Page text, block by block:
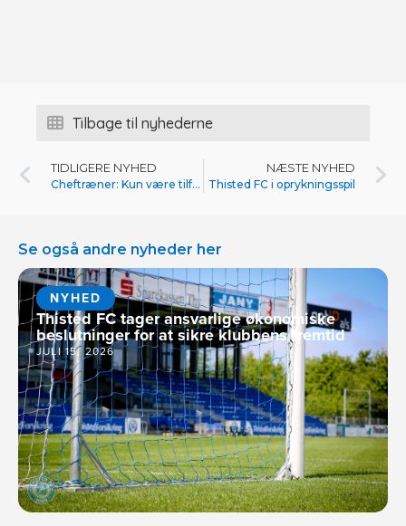
Tilbage til nyhederne
TIDLIGERE NYHED
Cheftræner: Kun være tilfreds med
NÆSTE NYHED
Thisted FC i oprykningsspil
Se også andre nyheder her
NYHED
Thisted FC tager ansvarlige økonomiske
beslutninger for at sikre klubbens fremtid
JULI 15, 2026